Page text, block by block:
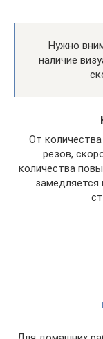
Нужно
наличие
От
резов,
количества
замедляется